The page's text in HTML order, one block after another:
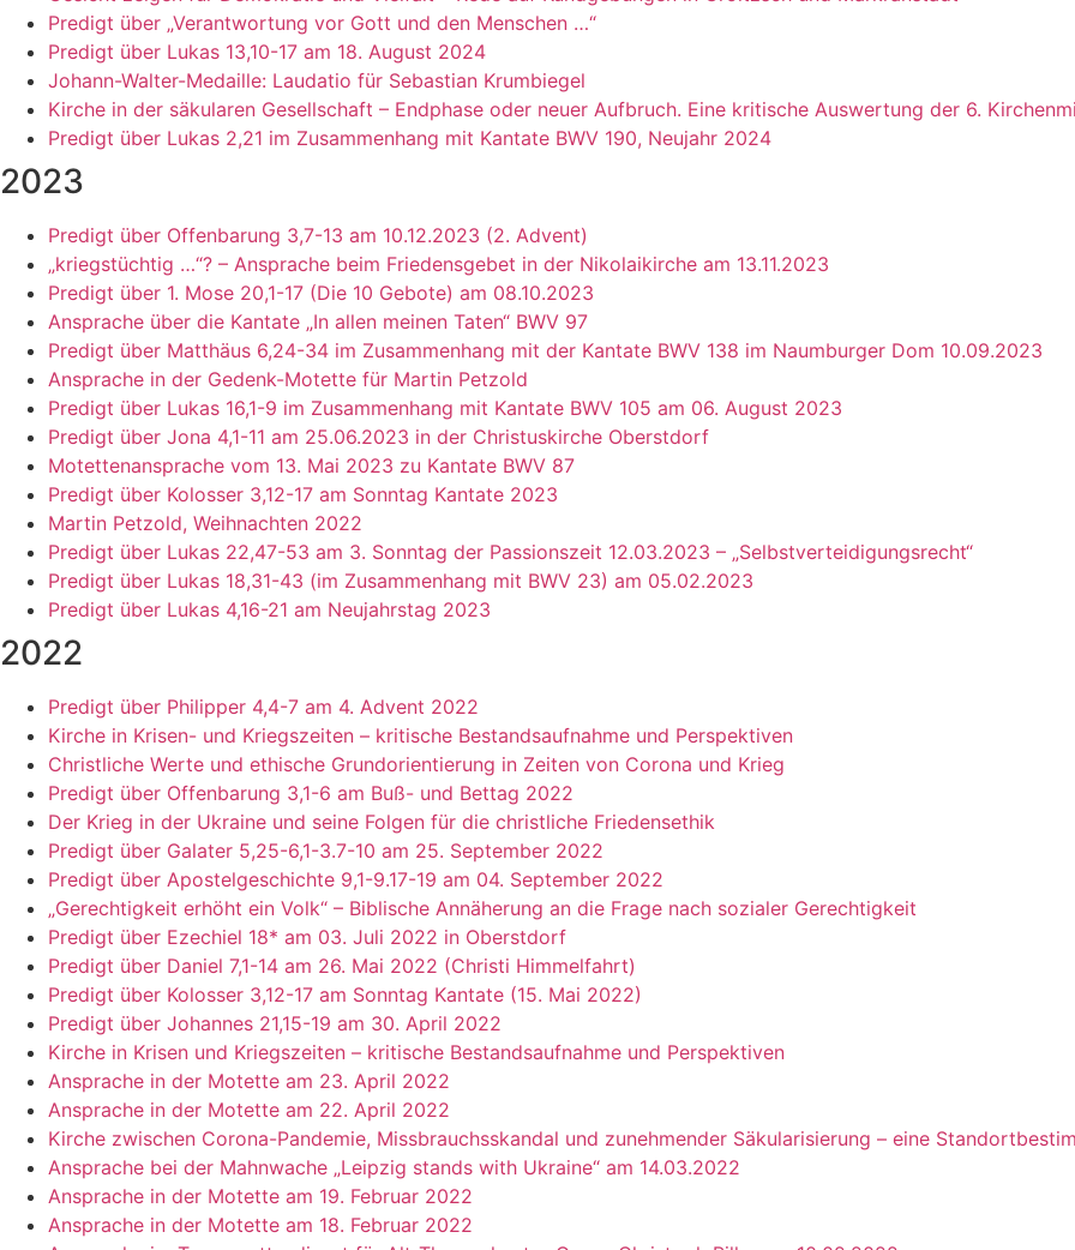
Predigt über „Verantwortung vor Gott und den Menschen …“
Predigt über Lukas 13,10-17 am 18. August 2024
Johann-Walter-Medaille: Laudatio für Sebastian Krumbiegel
Kirche in der säkularen Gesellschaft – Endphase oder neuer Aufbruch. Eine kritische Auswertung der 6.
Predigt über Lukas 2,21 im Zusammenhang mit Kantate BWV 190, Neujahr 2024
2023
Predigt über Offenbarung 3,7-13 am 10.12.2023 (2. Advent)
„kriegstüchtig …“? – Ansprache beim Friedensgebet in der Nikolaikirche am 13.11.2023
Predigt über 1. Mose 20,1-17 (Die 10 Gebote) am 08.10.2023
Ansprache über die Kantate „In allen meinen Taten“ BWV 97
Predigt über Matthäus 6,24-34 im Zusammenhang mit der Kantate BWV 138 im Naumburger Dom 10.09.2023
Ansprache in der Gedenk-Motette für Martin Petzold
Predigt über Lukas 16,1-9 im Zusammenhang mit Kantate BWV 105 am 06. August 2023
Predigt über Jona 4,1-11 am 25.06.2023 in der Christuskirche Oberstdorf
Motettenansprache vom 13. Mai 2023 zu Kantate BWV 87
Predigt über Kolosser 3,12-17 am Sonntag Kantate 2023
Martin Petzold, Weihnachten 2022
Predigt über Lukas 22,47-53 am 3. Sonntag der Passionszeit 12.03.2023 – „Selbstverteidigungsrecht“
Predigt über Lukas 18,31-43 (im Zusammenhang mit BWV 23) am 05.02.2023
Predigt über Lukas 4,16-21 am Neujahrstag 2023
2022
Predigt über Philipper 4,4-7 am 4. Advent 2022
Kirche in Krisen- und Kriegszeiten – kritische Bestandsaufnahme und Perspektiven
Christliche Werte und ethische Grundorientierung in Zeiten von Corona und Krieg
Predigt über Offenbarung 3,1-6 am Buß- und Bettag 2022
Der Krieg in der Ukraine und seine Folgen für die christliche Friedensethik
Predigt über Galater 5,25-6,1-3.7-10 am 25. September 2022
Predigt über Apostelgeschichte 9,1-9.17-19 am 04. September 2022
„Gerechtigkeit erhöht ein Volk“ – Biblische Annäherung an die Frage nach sozialer Gerechtigkeit
Predigt über Ezechiel 18* am 03. Juli 2022 in Oberstdorf
Predigt über Daniel 7,1-14 am 26. Mai 2022 (Christi Himmelfahrt)
Predigt über Kolosser 3,12-17 am Sonntag Kantate (15. Mai 2022)
Predigt über Johannes 21,15-19 am 30. April 2022
Kirche in Krisen und Kriegszeiten – kritische Bestandsaufnahme und Perspektiven
Ansprache in der Motette am 23. April 2022
Ansprache in der Motette am 22. April 2022
Kirche zwischen Corona-Pandemie, Missbrauchsskandal und zunehmender Säkularisierung – eine
Ansprache bei der Mahnwache „Leipzig stands with Ukraine“ am 14.03.2022
Ansprache in der Motette am 19. Februar 2022
Ansprache in der Motette am 18. Februar 2022